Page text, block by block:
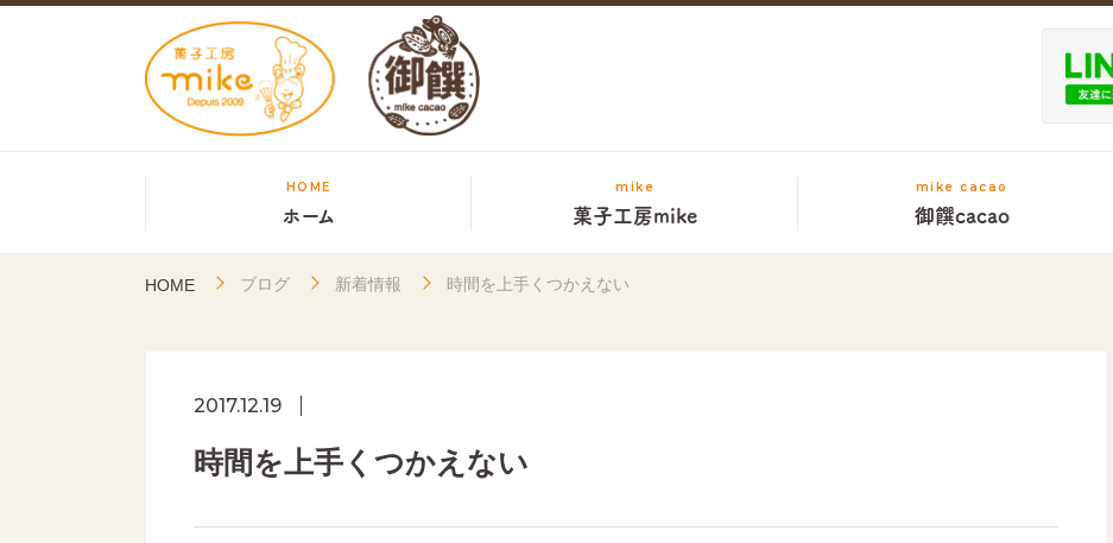
HOME
ホーム
mike
菓子工房mike
mike cacao
御饌cacao
HOME ブログ 新着情報 時間を上手くつかえない
2017.12.19
時間を上手くつかえない